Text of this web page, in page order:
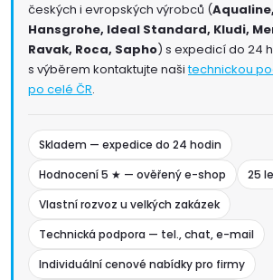
českých i evropských výrobců (
Hansgrohe, Ideal Standard, Kludi,
Ravak, Roca, Sapho) s expedicí do 24
s výběrem kontaktujte našitechnickou
po celé ČR.
Skladem — expedice do 24 hodin
Hodnocení 5 ★ — ověřený e-shop
25
Vlastní rozvoz u velkých zakázek
Technická podpora — tel., chat, e-mail
Individuální cenové nabídky pro firmy